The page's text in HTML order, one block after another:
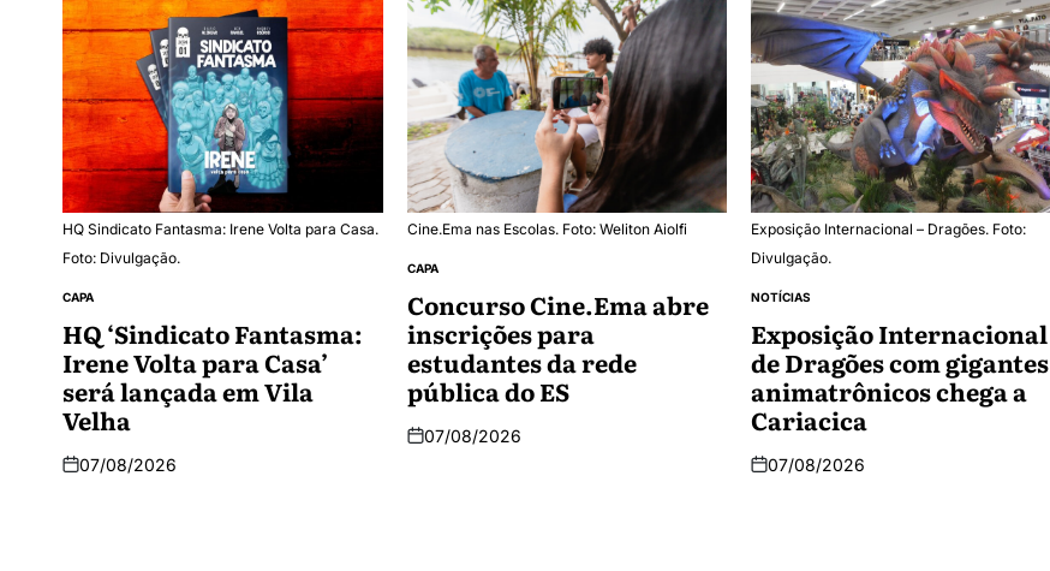
HQ Sindicato Fantasma: Irene Volta para Casa.
Foto: Divulgação.
CAPA
HQ ‘Sindicato Fantasma:
Irene Volta para Casa’
será lançada em Vila
Velha
07/08/2026
Cine.Ema nas Escolas. Foto: Weliton Aiolfi
CAPA
Concurso Cine.Ema abre
inscrições para
estudantes da rede
pública do ES
07/08/2026
Exposição Internacional – Dragões. Foto:
Divulgação.
NOTÍCIAS
Exposição Internacional
de Dragões com gigantes
animatrônicos chega a
Cariacica
07/08/2026